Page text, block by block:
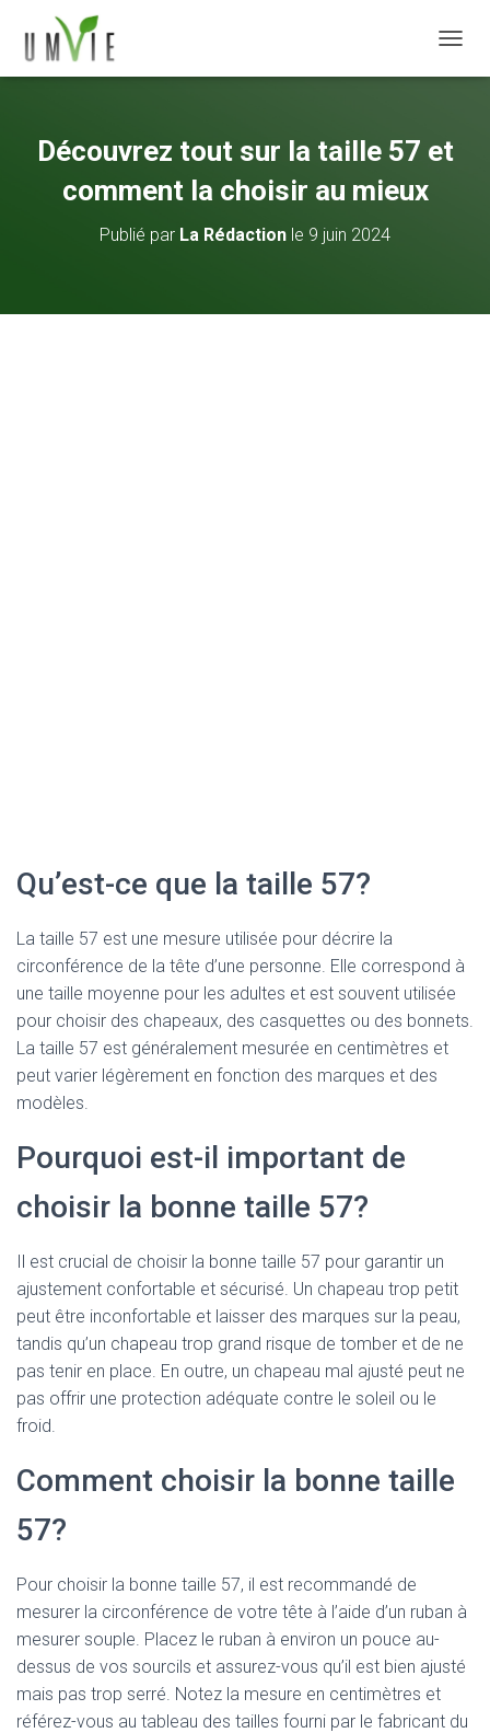
Découvrez tout sur la taille 57 et
comment la choisir au mieux
Publié par La Rédaction le 9 juin 2024
Qu’est-ce que la taille 57?
La taille 57 est une mesure utilisée pour décrire la
circonférence de la tête d’une personne. Elle correspond à
une taille moyenne pour les adultes et est souvent utilisée
pour choisir des chapeaux, des casquettes ou des bonnets.
La taille 57 est généralement mesurée en centimètres et
peut varier légèrement en fonction des marques et des
modèles.
Pourquoi est-il important de
choisir la bonne taille 57?
Il est crucial de choisir la bonne taille 57 pour garantir un
ajustement confortable et sécurisé. Un chapeau trop petit
peut être inconfortable et laisser des marques sur la peau,
tandis qu’un chapeau trop grand risque de tomber et de ne
pas tenir en place. En outre, un chapeau mal ajusté peut ne
pas offrir une protection adéquate contre le soleil ou le
froid.
Comment choisir la bonne taille
57?
Pour choisir la bonne taille 57, il est recommandé de
mesurer la circonférence de votre tête à l’aide d’un ruban à
mesurer souple. Placez le ruban à environ un pouce au-
dessus de vos sourcils et assurez-vous qu’il est bien ajusté
mais pas trop serré. Notez la mesure en centimètres et
référez-vous au tableau des tailles fourni par le fabricant du